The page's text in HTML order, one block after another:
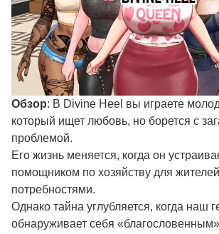
Обзор: В Divine Heel вы играете
который ищет любовь, но борется с
проблемой.
Его жизнь меняется, когда он
помощником по хозяйству для
потребностями.
Однако тайна углубляется, когда наш
обнаруживает себя